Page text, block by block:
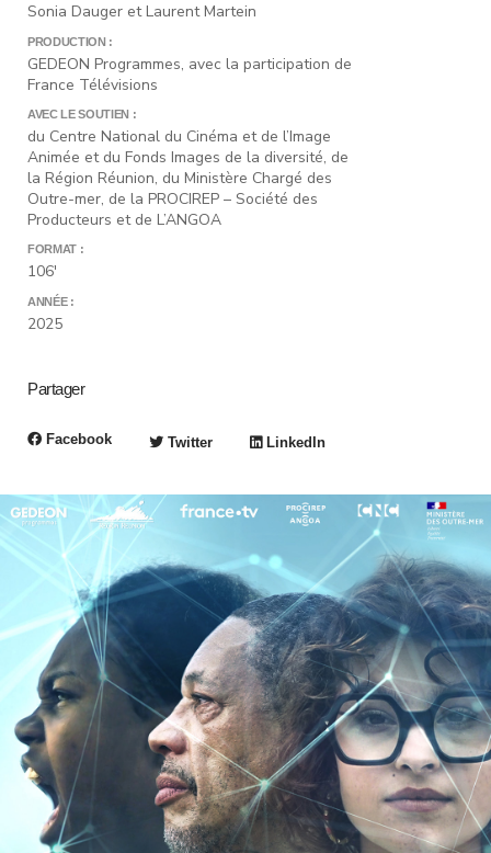
Sonia Dauger et Laurent Martein
PRODUCTION :
GEDEON Programmes, avec la participation de
France Télévisions
AVEC LE SOUTIEN :
du Centre National du Cinéma et de l’Image
Animée et du Fonds Images de la diversité, de
la Région Réunion, du Ministère Chargé des
Outre-mer, de la PROCIREP – Société des
Producteurs et de L’ANGOA
FORMAT :
106'
ANNÉE :
2025
Partager
Facebook Twitter LinkedIn